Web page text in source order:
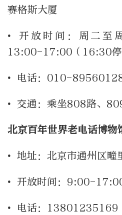
赛格斯大厦
• 开放时间：周二至
13:00-17:00（16:30停
• 电话：010-
• 交通：乘坐808路、
北京百年世界老电话博物
• 地址：北京市通州区
• 开放时间：9:00-17:00
• 电话：13801235169